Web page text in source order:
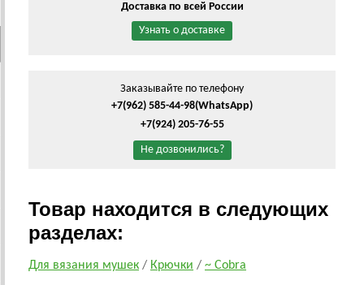
Доставка по всей России
Узнать о доставке
Заказывайте по телефону
+7(962) 585-44-98(WhatsApp)
+7(924) 205-76-55
Не дозвонились?
Товар находится в следующих
разделах:
Для вязания мушек / Крючки / ~ Cobra